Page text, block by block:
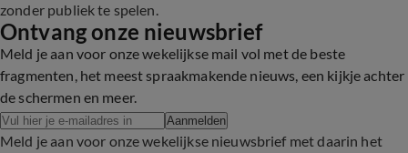
zonder publiek te spelen.
Ontvang onze nieuwsbrief
Meld je aan voor onze wekelijkse mail vol met de beste
fragmenten, het meest spraakmakende nieuws, een kijkje achter
de schermen en meer.
Aanmelden
Meld je aan voor onze wekelijkse nieuwsbrief met daarin het